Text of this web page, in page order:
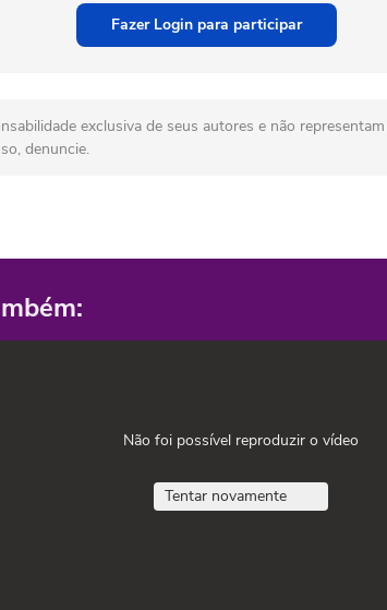
Fazer Login para participar
exclusiva de seus autores e não
denuncie.
Não foi possível reproduzir o vídeo
Tentar novamente